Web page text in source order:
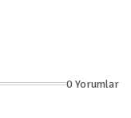
0 Yorumlar